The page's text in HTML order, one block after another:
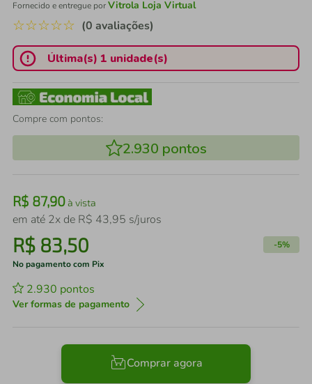
Fornecido e entregue porVitrola Loja Virtual
☆☆☆☆☆ (0 avaliações)
Última(s) 1 unidade(s)
Compre com pontos:
2.930 pontos
R$ 87,90à vista
em até 2x de R$ 43,95 s/juros
R$ 83,50 -5%
No pagamento com Pix
2.930 pontos
Ver formas de pagamento
Comprar agora